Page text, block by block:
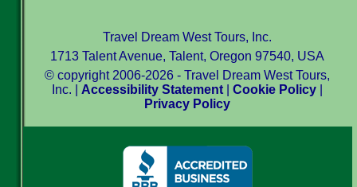
Travel Dream West Tours, Inc.
1713 Talent Avenue, Talent, Oregon 97540, USA
© copyright 2006-2026 - Travel Dream West Tours,
Inc. | Accessibility Statement |Cookie Policy
Privacy Policy